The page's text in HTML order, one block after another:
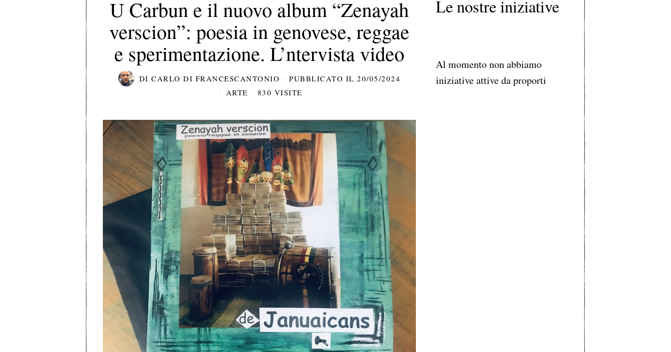
U Carbun e il nuovo album “Zenayah
verscion”: poesia in genovese, reggae
e sperimentazione. L’ntervista video
DICARLO DI FRANCESCANTONIO PUBBLICATO IL 20/05/2024
ARTE
830 VISITE
Le nostre iniziative
Al momento non abbiamo
iniziative attive da proporti